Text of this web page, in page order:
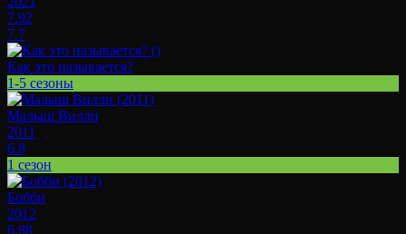
7.92
7.7
Как это называется?
1-5 сезоны
Малыш Вилли
2011
6.8
1 сезон
Бобби
2012
6.88